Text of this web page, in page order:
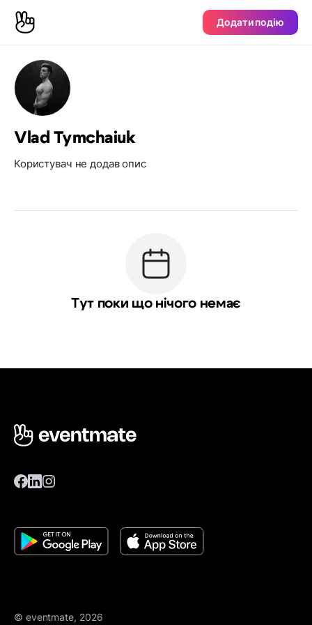
Додати подію
Vlad Tymchaiuk
Користувач не додав опис
Тут поки що нічого немає
© eventmate, 2026